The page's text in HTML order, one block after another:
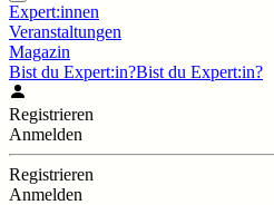
Expert:innen
Veranstaltungen
Magazin
Bist du Expert:in?Bist du Expert:in?
Registrieren
Anmelden
Registrieren
Anmelden